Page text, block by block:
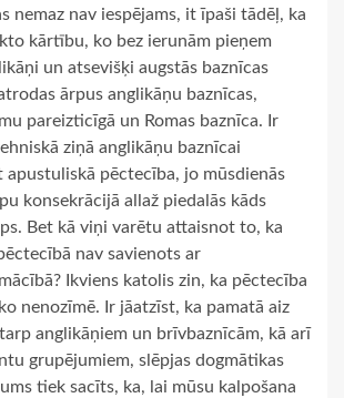
nemaz nav iespējams, it īpaši tādēļ, ka
kārtību, ko bez ierunām pieņem
un atsevišķi augstās baznīcas
ārpus anglikāņu baznīcas,
pareizticīgā un Romas baznīca. Ir
ziņā anglikāņu baznīcai
apustuliskā pēctecība, jo mūsdienās
konsekrācijā allaž piedalās kāds
Bet kā viņi varētu attaisnot to, ka
nav savienots ar
Ikviens katolis zin, ka pēctecība
nenozīmē. Ir jāatzīst, ka pamatā aiz
anglikāņiem un brīvbaznīcām, kā arī
grupējumiem, slēpjas dogmātikas
tiek sacīts, ka, lai mūsu kalpošana